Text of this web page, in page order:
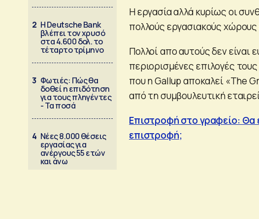
2 Η Deutsche Bank
βλέπει τον χρυσό
στα 4.600 δολ. το
τέταρτο τρίμηνο
3 Φωτιές: Πώς θα
δοθεί η επιδότηση
για τους πληγέντες
- Τα ποσά
4 Νέες 8.000 θέσεις
εργασίας για
ανέργους 55 ετών
και άνω
Η εργασία αλλά κυρίως οι
πολλούς εργασιακούς
Πολλοί απο αυτούς δεν είναι
περιορισμένες επιλογές
που η Gallup αποκαλεί «The
από τη συμβουλευτική
Επιστροφή στο γραφείο: Θα
επιστροφή;